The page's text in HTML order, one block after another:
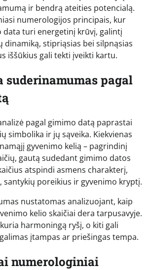
ir bendrą ateities potencialą.
numerologijos principais, kur
data turi energetinį krūvį, galintį
dinamiką, stipriąsias bei silpnąsias
iššūkius gali tekti įveikti kartu.
pagal
pagal gimimo datą paprastai
simbolika ir jų sąveika. Kiekvienas
gyvenimo kelią – pagrindinį
gautą sudedant gimimo datos
atspindi asmens charakterį,
santykių poreikius ir gyvenimo kryptį.
nustatomas analizuojant, kaip
kelio skaičiai dera tarpusavyje.
harmoningą ryšį, o kiti gali
įtampas ar priešingas tempa.
numerologiniai